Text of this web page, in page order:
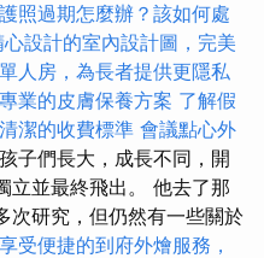
護照過期怎麼辦？該如何處
心設計的室內設計圖，完美
人房，為長者提供更隱私
業的皮膚保養方案 了解假
潔的收費標準 會議點心外
孩子們長大，成長不同，開
立並最終飛出。 他去了那
次研究，但仍然有一些關於
享受便捷的到府外燴服務，